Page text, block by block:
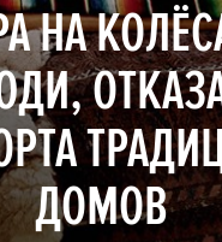
НА
ДОМОВ